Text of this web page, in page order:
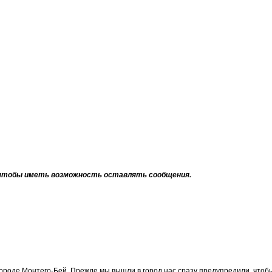
иметь возможность оставлять сообщения.
Монтего-Бей. Прежде мы вышли в город нас сразу предупредили,